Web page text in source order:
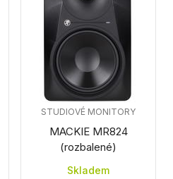
MACKIE MR824
(rozbalené)
STUDIOVÉ MONITORY
Skladem